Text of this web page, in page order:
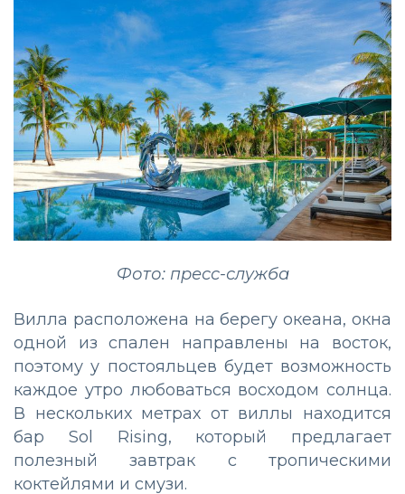
Фото: пресс-служба
Вилла расположена на берегу океана, окна
одной из спален направлены на восток,
поэтому у постояльцев будет возможность
каждое утро любоваться восходом солнца.
В нескольких метрах от виллы находится
бар Sol Rising, который предлагает
полезный завтрак с тропическими
коктейлями и смузи.